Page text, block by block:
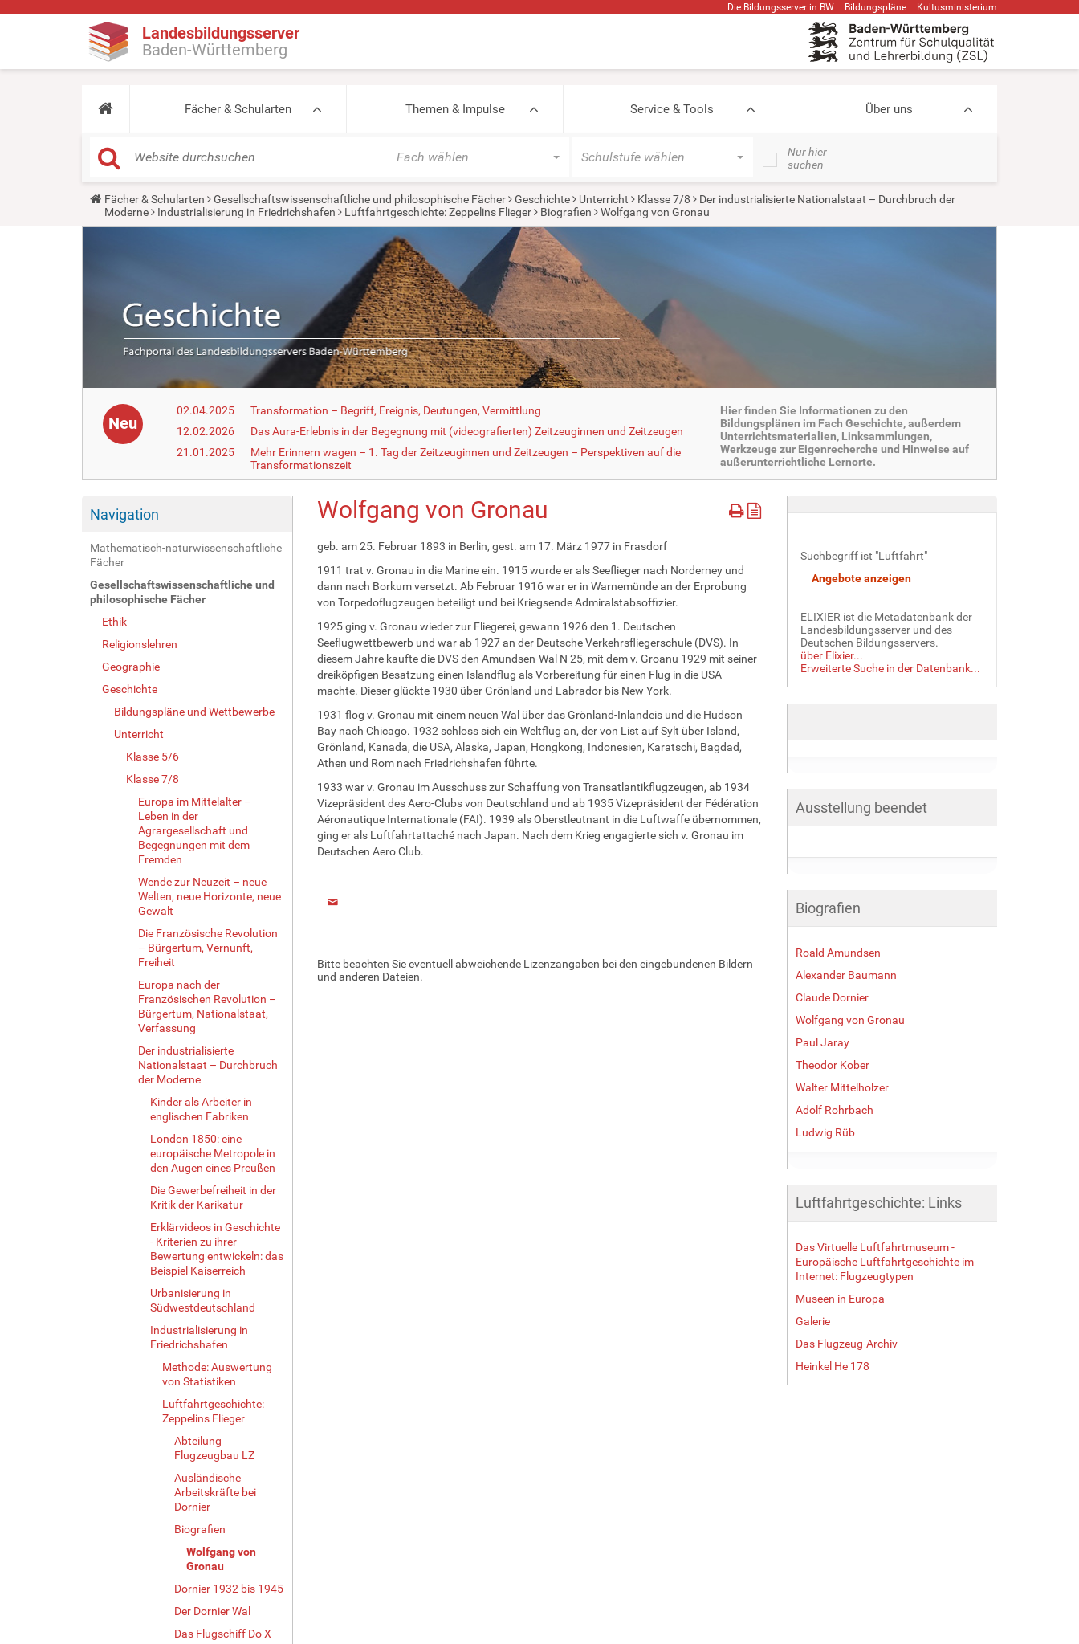
Die Bildungsserver in BW Bildungspläne Kultusministerium
Landesbildungsserver
Baden-Württemberg
Fächer & Schularten Themen & Impulse Service & Tools Über uns
Fach wählen Schulstufe wählen
Nur hier
suchen
Y
u
Fächer & Schularten Gesellschaftswissenschaftliche und philosophische Fächer Geschichte Unterricht Klasse 7/8
Der industrialisierte Nationalstaat – Durchbruch der
Moderne
Industrialisierung in Friedrichshafen Luftfahrtgeschichte: Zeppelins Flieger Biografien Wolfgang von Gronau
Neu
02.04.2025
Transformation – Begriff, Ereignis, Deutungen, Vermittlung
12.02.2026
Das Aura-Erlebnis in der Begegnung mit (videografierten) Zeitzeuginnen und Zeitzeugen
21.01.2025
Mehr Erinnern wagen – 1. Tag der Zeitzeuginnen und Zeitzeugen – Perspektiven auf die
Transformationszeit
Hier finden Sie Informationen zu den
Bildungsplänen im Fach Geschichte, außerdem
Unterrichtsmaterialien, Linksammlungen,
Werkzeuge zur Eigenrecherche und Hinweise auf
außerunterrichtliche Lernorte.
Navigation
Mathematisch-naturwissenschaftliche
Fächer
Gesellschaftswissenschaftliche und
philosophische Fächer
Ethik
Religionslehren
Geographie
Geschichte
Bildungspläne und Wettbewerbe
Unterricht
Klasse 5/6
Klasse 7/8
Europa im Mittelalter –
Leben in der
Agrargesellschaft und
Begegnungen mit dem
Fremden
Wende zur Neuzeit – neue
Welten, neue Horizonte, neue
Gewalt
Die Französische Revolution
– Bürgertum, Vernunft,
Freiheit
Europa nach der
Französischen Revolution –
Bürgertum, Nationalstaat,
Verfassung
Der industrialisierte
Nationalstaat – Durchbruch
der Moderne
Kinder als Arbeiter in
englischen Fabriken
London 1850: eine
europäische Metropole in
den Augen eines Preußen
Die Gewerbefreiheit in der
Kritik der Karikatur
Erklärvideos in Geschichte
- Kriterien zu ihrer
Bewertung entwickeln: das
Beispiel Kaiserreich
Urbanisierung in
Südwestdeutschland
Industrialisierung in
Friedrichshafen
Methode: Auswertung
von Statistiken
Luftfahrtgeschichte:
Zeppelins Flieger
Abteilung
Flugzeugbau LZ
Ausländische
Arbeitskräfte bei
Dornier
Biografien
Wolfgang von
Gronau
Dornier 1932 bis 1945
Der Dornier Wal
Das Flugschiff Do X
Wolfgang von Gronau
geb. am 25. Februar 1893 in Berlin, gest. am 17. März 1977 in Frasdorf
1911 trat v. Gronau in die Marine ein. 1915 wurde er als Seeflieger nach Norderney und
dann nach Borkum versetzt. Ab Februar 1916 war er in Warnemünde an der Erprobung
von Torpedoflugzeugen beteiligt und bei Kriegsende Admiralstabsoffizier.
1925 ging v. Gronau wieder zur Fliegerei, gewann 1926 den 1. Deutschen
Seeflugwettbewerb und war ab 1927 an der Deutsche Verkehrsfliegerschule (DVS). In
diesem Jahre kaufte die DVS den Amundsen-Wal N 25, mit dem v. Groanu 1929 mit seiner
dreiköpfigen Besatzung einen Islandflug als Vorbereitung für einen Flug in die USA
machte. Dieser glückte 1930 über Grönland und Labrador bis New York.
1931 flog v. Gronau mit einem neuen Wal über das Grönland-Inlandeis und die Hudson
Bay nach Chicago. 1932 schloss sich ein Weltflug an, der von List auf Sylt über Island,
Grönland, Kanada, die USA, Alaska, Japan, Hongkong, Indonesien, Karatschi, Bagdad,
Athen und Rom nach Friedrichshafen führte.
1933 war v. Gronau im Ausschuss zur Schaffung von Transatlantikflugzeugen, ab 1934
Vizepräsident des Aero-Clubs von Deutschland und ab 1935 Vizepräsident der Fédération
Aéronautique Internationale (FAI). 1939 als Oberstleutnant in die Luftwaffe übernommen,
ging er als Luftfahrtattaché nach Japan. Nach dem Krieg engagierte sich v. Gronau im
Deutschen Aero Club.
Bitte beachten Sie eventuell abweichende Lizenzangaben bei den eingebundenen Bildern
und anderen Dateien.
Suchbegriff ist "Luftfahrt"
ELIXIER ist die Metadatenbank der
Landesbildungsserver und des
Deutschen Bildungsservers.
über Elixier...
Erweiterte Suche in der Datenbank...
Ausstellung beendet
Biografien
Roald Amundsen
Alexander Baumann
Claude Dornier
Wolfgang von Gronau
Paul Jaray
Theodor Kober
Walter Mittelholzer
Adolf Rohrbach
Ludwig Rüb
Luftfahrtgeschichte: Links
Das Virtuelle Luftfahrtmuseum -
Europäische Luftfahrtgeschichte im
Internet: Flugzeugtypen
Museen in Europa
Galerie
Das Flugzeug-Archiv
Heinkel He 178